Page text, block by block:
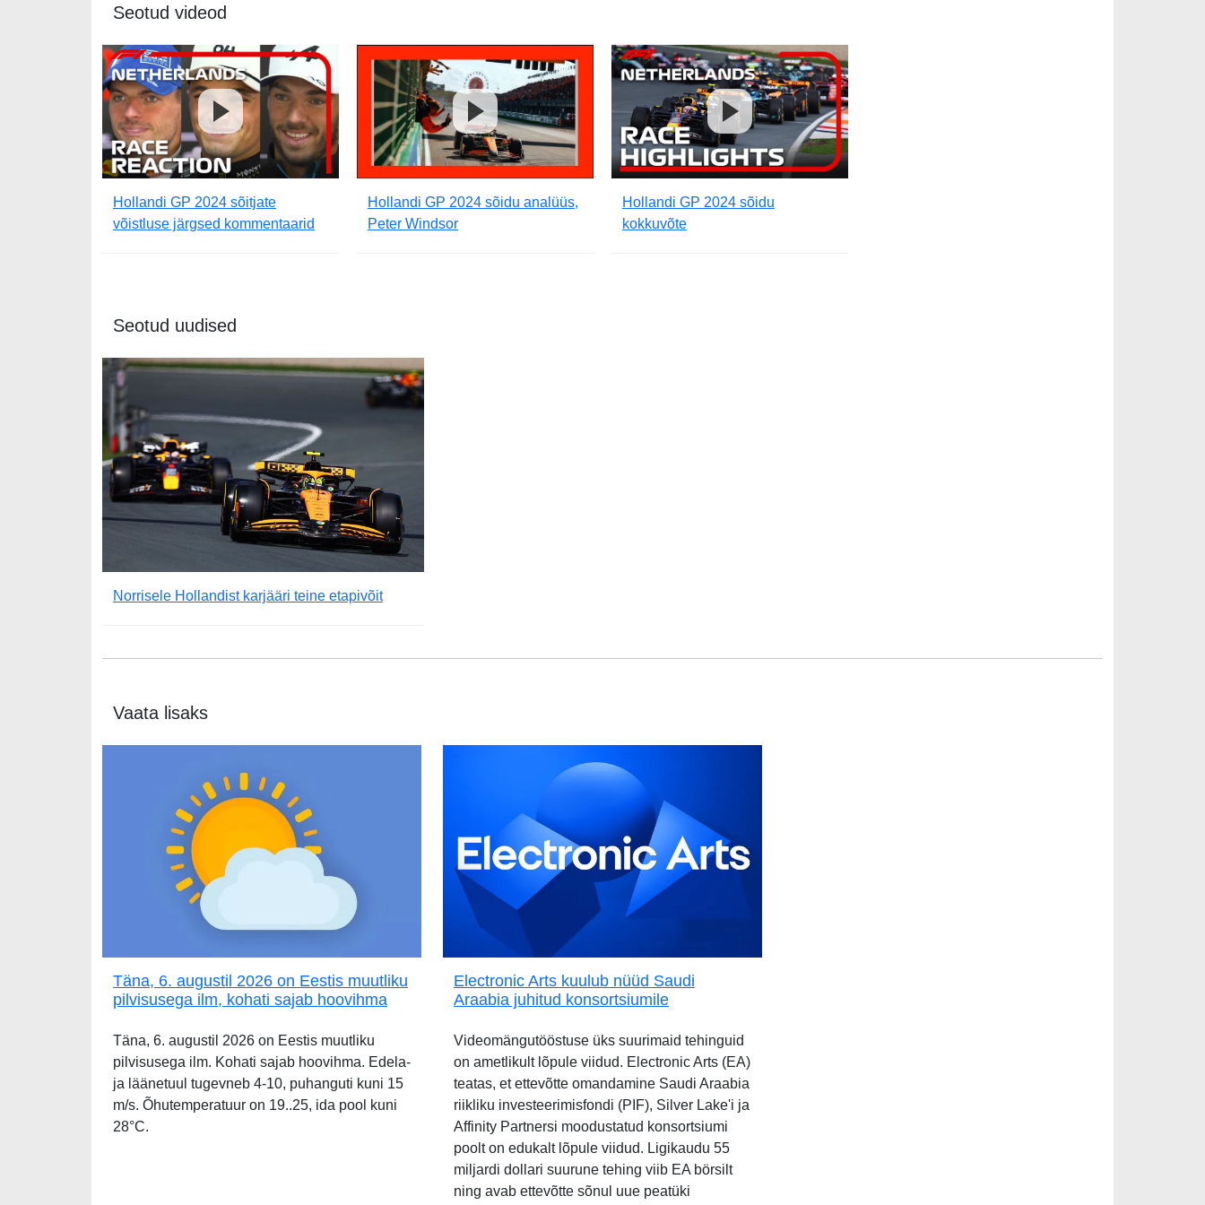
Seotud videod
Hollandi GP 2024 sõitjate
võistluse järgsed kommentaarid
Hollandi GP 2024 sõidu analüüs,
Peter Windsor
Hollandi GP 2024 sõidu
kokkuvõte
Seotud uudised
Norrisele Hollandist karjääri teine etapivõit
Vaata lisaks
Täna, 6. augustil 2026 on Eestis muutliku
pilvisusega ilm, kohati sajab hoovihma
Täna, 6. augustil 2026 on Eestis muutliku
pilvisusega ilm. Kohati sajab hoovihma. Edela-
ja läänetuul tugevneb 4-10, puhanguti kuni 15
m/s. Õhutemperatuur on 19..25, ida pool kuni
28°C.
Electronic Arts kuulub nüüd Saudi
Araabia juhitud konsortsiumile
Videomängutööstuse üks suurimaid tehinguid
on ametlikult lõpule viidud. Electronic Arts (EA)
teatas, et ettevõtte omandamine Saudi Araabia
riikliku investeerimisfondi (PIF), Silver Lake'i ja
Affinity Partnersi moodustatud konsortsiumi
poolt on edukalt lõpule viidud. Ligikaudu 55
miljardi dollari suurune tehing viib EA börsilt
ning avab ettevõtte sõnul uue peatüki